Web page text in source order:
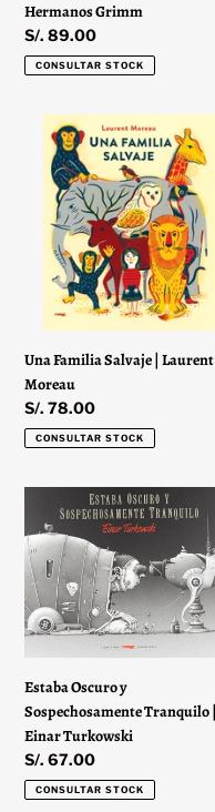
Hermanos Grimm
Precio
habitual
S/. 89.00
CONSULTAR STOCK
Una
Familia
Salvaje
Laurent
Moreau
Una Familia Salvaje | Laurent
Moreau
Precio
habitual
S/. 78.00
CONSULTAR STOCK
Oscuro
y
Sospechosamente
Tranquilo
|
Estaba Oscuro y
Sospechosamente Tranquilo |
Einar Turkowski
Precio
habitual
S/. 67.00
CONSULTAR STOCK